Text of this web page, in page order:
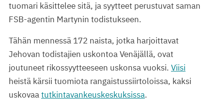
tuomari käsittelee sitä, ja syytteet perustuvat saman
FSB-agentin Martynin todistukseen.
Tähän mennessä 172 naista, jotka harjoittavat
Jehovan todistajien uskontoa Venäjällä, ovat
joutuneet rikossyytteeseen uskonsa vuoksi. Viisi
heistä kärsii tuomiota rangaistussiirtoloissa, kaksi
uskovaatutkintavankeuskeskuksissa.